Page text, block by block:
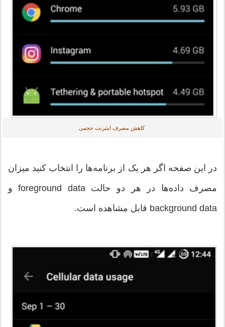
کاهش مصرف اینترنت حجمی
در این صفحه اگر هر یک از برنامه‌ها را انتخاب کنید میزان
مصرف داده‌ها در هر دو حالت foreground data و
background data قابل مشاهده است.